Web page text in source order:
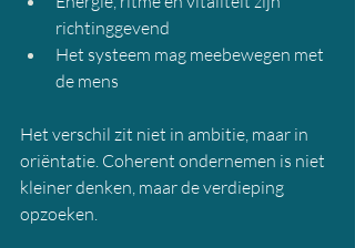
richtinggevend
Het systeem mag meebewegen met
de mens
Het verschil zit niet in ambitie, maar in
oriëntatie. Coherent ondernemen is niet
kleiner denken, maar de verdieping
opzoeken.